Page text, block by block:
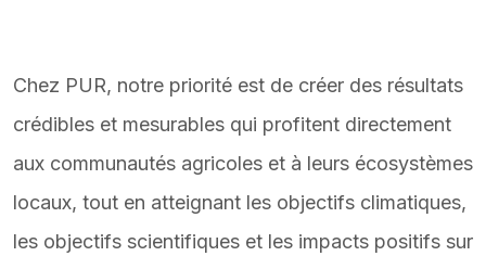
Chez PUR, notre priorité est de créer des résultats
crédibles et mesurables qui profitent directement
aux communautés agricoles et à leurs écosystèmes
locaux, tout en atteignant les objectifs climatiques,
les objectifs scientifiques et les impacts positifs sur